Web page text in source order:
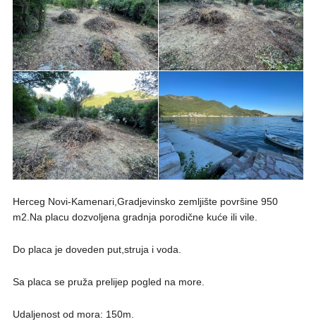
Herceg Novi-Kamenari,Gradjevinsko zemljište površine 950
m2.Na placu dozvoljena gradnja porodične kuće ili vile.
Do placa je doveden put,struja i voda.
Sa placa se pruža prelijep pogled na more.
Udaljenost od mora: 150m.